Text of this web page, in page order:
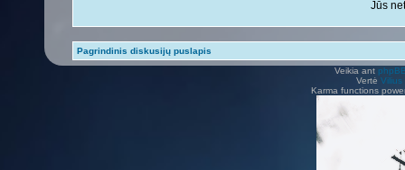
Jūs
Pagrindinis diskusijų puslapis
Veikia ant
Vertė Vilius
Karma functions